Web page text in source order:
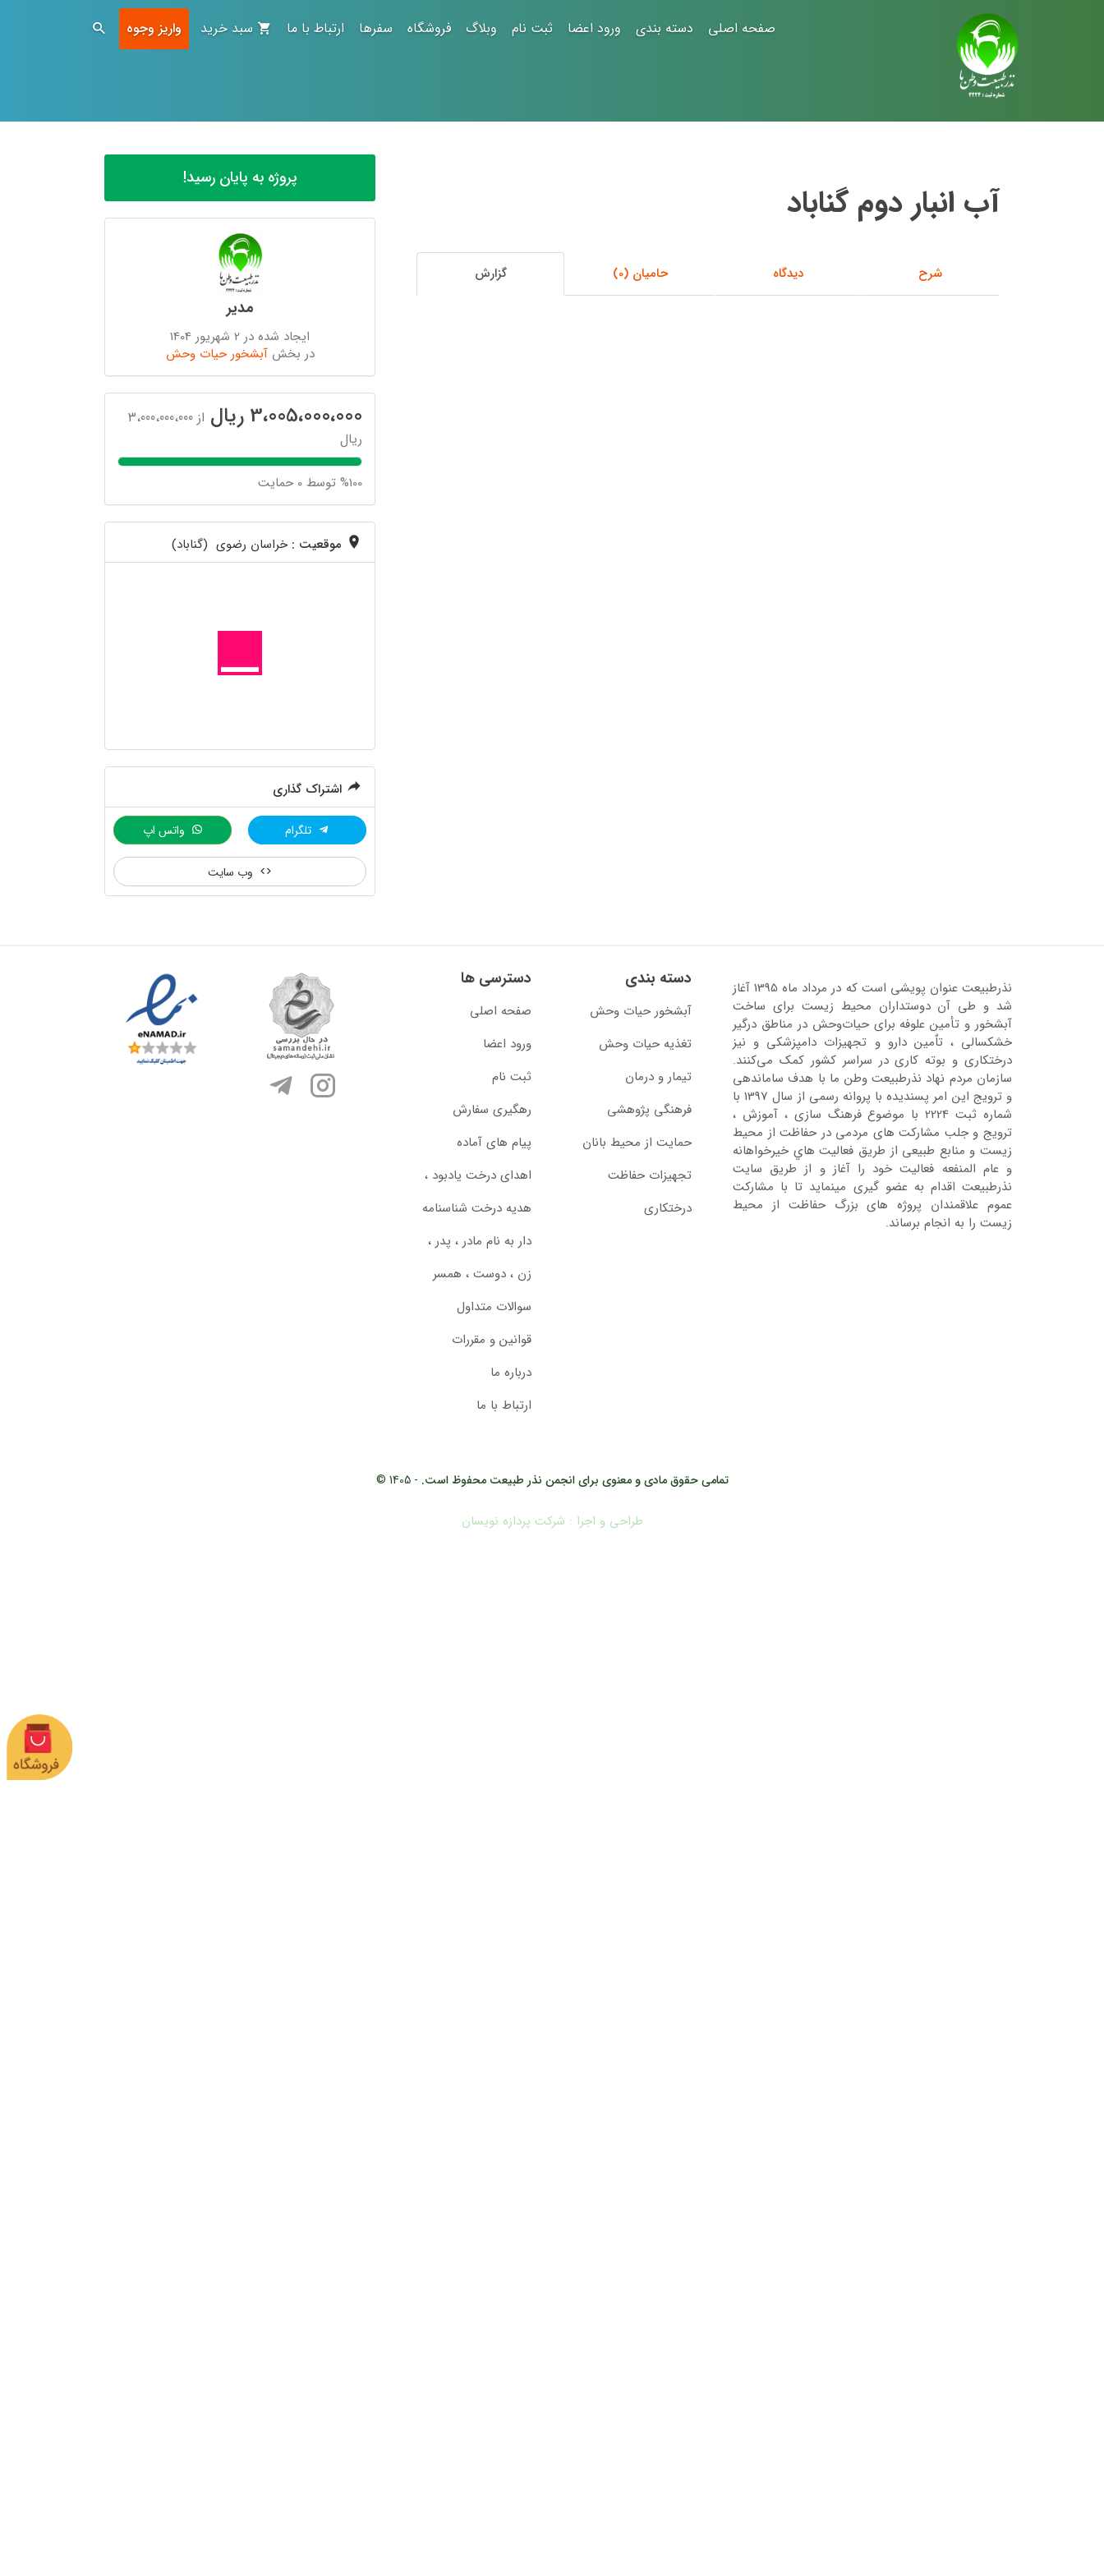
صفحه اصلی دسته بندی ورود اعضا ثبت نام وبلاگ فروشگاه سفرها ارتباط با ما سبد خرید واریز وجوه
آب انبار دوم گناباد
شرح دیدگاه حامیان (0) گزارش
پروژه به پایان رسید!
مدیر
ایجاد شده در 2 شهریور 1404
در بخشآبشخور حیات وحش
3،005،000،000 ریال
از 3،000،000،000
ریال
%100 توسط 0 حمایت
موقعیت : خراسان رضوی (گناباد)
اشتراک گذاری
تلگرام واتس اپ
وب سایت
نذرطبیعت عنوان پویشی است که در مرداد ماه 1395 آغاز
شد و طی آن دوستداران محیط زیست برای ساخت
آبشخور و تأمین علوفه برای حیات‌وحش در مناطق درگیر
خشکسالی ، تاٌمین دارو و تجهیزات دامپزشکی و نیز
درختکاری و بوته کاری در سراسر کشور کمک می‌کنند.
سازمان مردم نهاد نذرطبیعت وطن ما با هدف ساماندهی
و ترویج این امر پسندیده با پروانه رسمی از سال 1397 با
شماره ثبت 2224 با موضوع فرهنگ سازی ، آموزش ،
ترویج و جلب مشارکت های مردمی در حفاظت از محیط
زیست و منابع طبیعی از طریق فعالیت هاي خیرخواهانه
و عام المنفعه فعالیت خود را آغاز و از طریق سایت
نذرطبیعت اقدام به عضو گیری مینماید تا با مشارکت
عموم علاقمندان پروژه های بزرگ حفاظت از محیط
زیست را به انجام برساند.
دسته بندی
آبشخور حیات وحش
تغذیه حیات وحش
تیمار و درمان
فرهنگی پژوهشی
حمایت از محیط بانان
تجهیزات حفاظت
درختکاری
دسترسی ها
صفحه اصلی
ورود اعضا
ثبت نام
رهگیری سفارش
پیام های آماده
اهدای درخت یادبود ،‌
هدیه درخت شناسنامه
دار به نام مادر ، پدر ،
زن ، دوست ، همسر
سوالات متداول
قوانین و مقررات
درباره ما
ارتباط با ما
تمامی حقوق مادی و معنوی برای انجمن نذر طبیعت محفوظ است. - 1405 ©
طراحی و اجرا : شرکت پردازه نویسان